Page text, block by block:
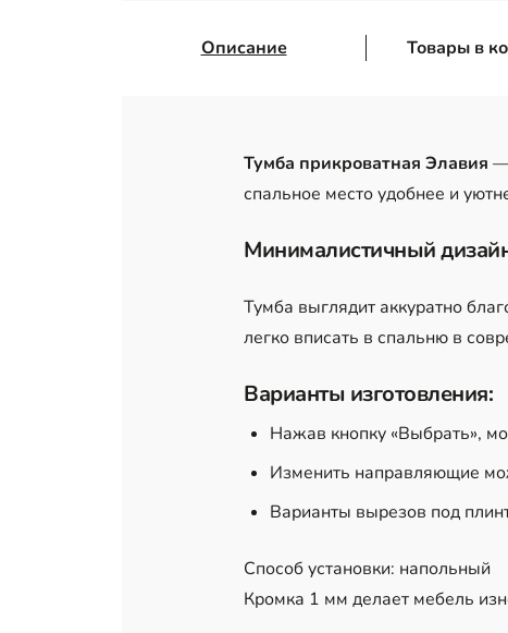
Описание Товары в
Тумба прикроватная Элавия —
спальное место удобнее и
Минималистичный
Тумба выглядит аккуратно
легко вписать в спальню в
Варианты изготовления:
Нажав кнопку «Выбрать»,
Изменить направляющие
Варианты вырезов под
Способ установки: напольный
Кромка 1 мм делает мебель